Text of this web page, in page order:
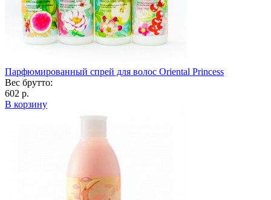
Парфюмированный спрей для волос Oriental Princess
Вес брутто:
602 р.
В корзину